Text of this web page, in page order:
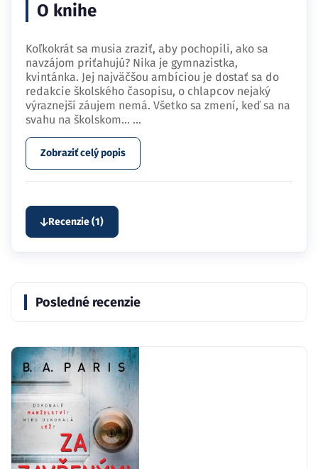
O knihe
Koľkokrát sa musia zraziť, aby pochopili, ako sa
navzájom priťahujú? Nika je gymnazistka,
kvintánka. Jej najväčšou ambíciou je dostať sa do
redakcie školského časopisu, o chlapcov nejaký
výraznejší záujem nemá. Všetko sa zmení, keď sa na
svahu na školskom… ...
Zobraziť celý popis
Recenzie (1)
Posledné recenzie